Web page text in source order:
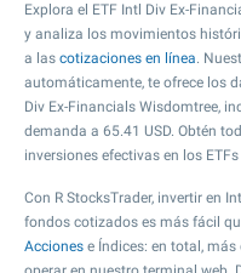
Explora el ETF Intl Div Ex-
y analiza los movimientos
a las cotizaciones en línea.
automáticamente, te ofrece los
Div Ex-Financials Wisdomtree,
demanda a 65.41 USD. Obtén
inversiones efectivas en los ETFs
Con R StocksTrader, invertir en
fondos cotizados es más fácil
Acciones e Índices: en total,